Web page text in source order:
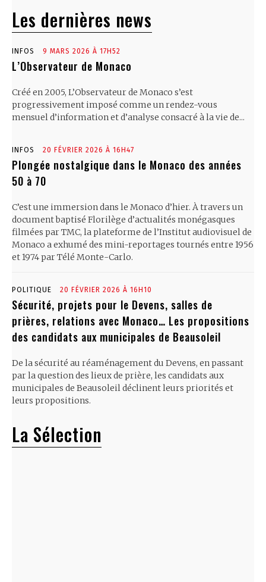
Les dernières news
INFOS 9 MARS 2026 À 17H52
L’Observateur de Monaco
Créé en 2005, L’Observateur de Monaco s’est
progressivement imposé comme un rendez-vous
mensuel d’information et d’analyse consacré à la vie de...
INFOS 20 FÉVRIER 2026 À 16H47
Plongée nostalgique dans le Monaco des années
50 à 70
C’est une immersion dans le Monaco d’hier. À travers un
document baptisé Florilège d’actualités monégasques
filmées par TMC, la plateforme de l’Institut audiovisuel de
Monaco a exhumé des mini-reportages tournés entre 1956
et 1974 par Télé Monte-Carlo.
POLITIQUE 20 FÉVRIER 2026 À 16H10
Sécurité, projets pour le Devens, salles de
prières, relations avec Monaco… Les propositions
des candidats aux municipales de Beausoleil
De la sécurité au réaménagement du Devens, en passant
par la question des lieux de prière, les candidats aux
municipales de Beausoleil déclinent leurs priorités et
leurs propositions.
La Sélection